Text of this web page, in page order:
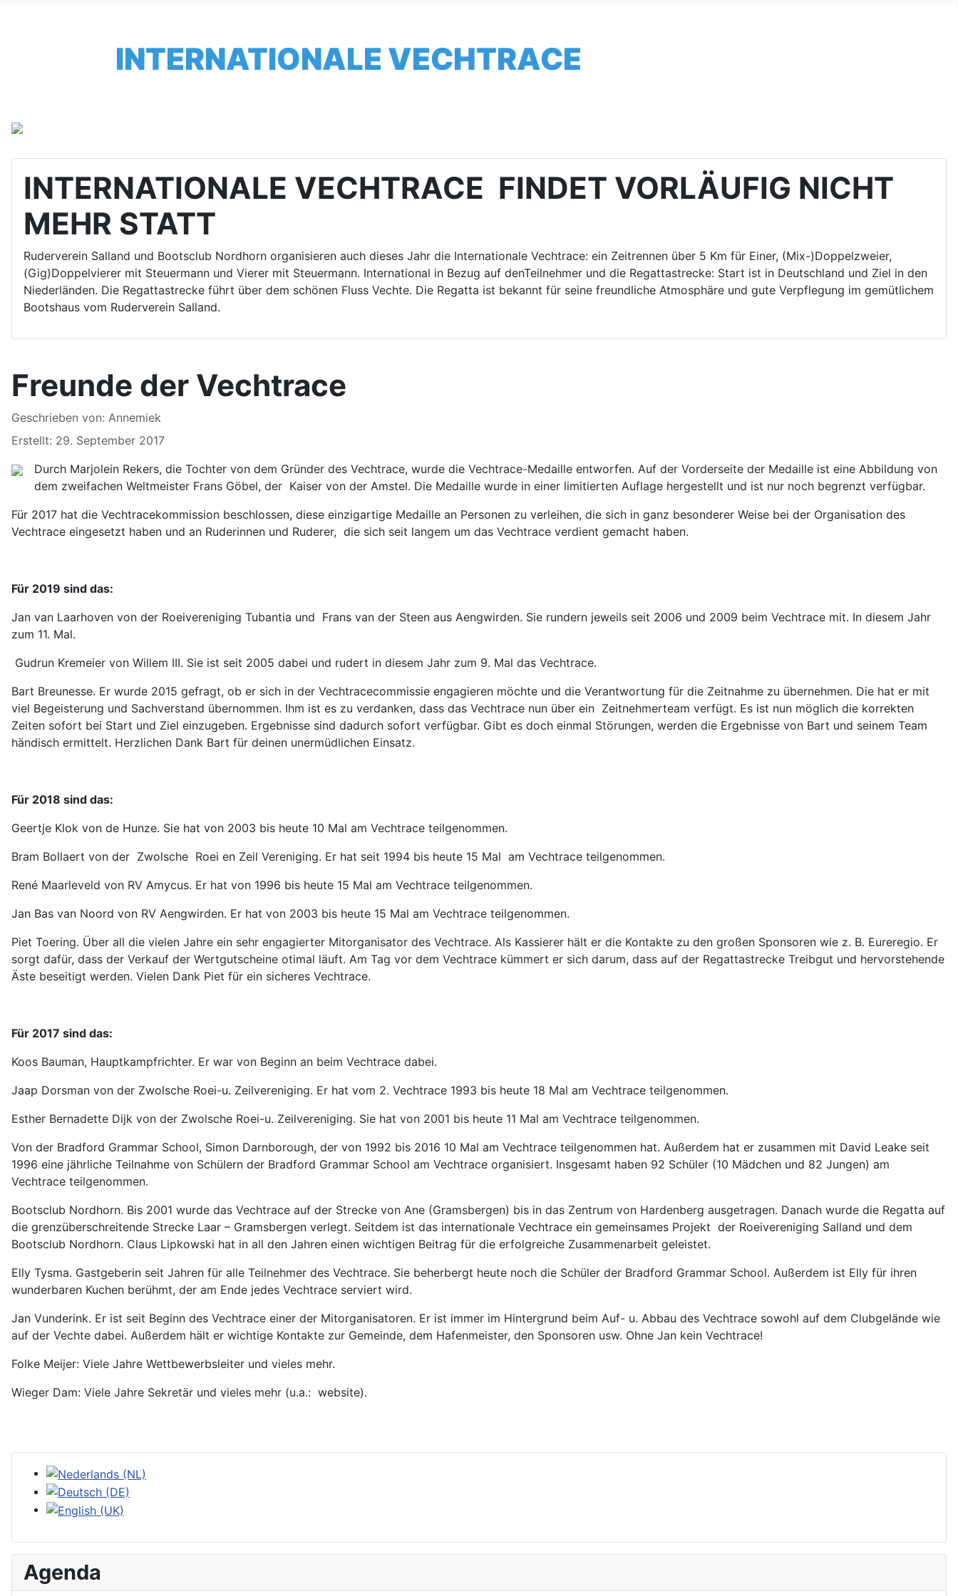
INTERNATIONALE VECHTRACE
INTERNATIONALE VECHTRACE FINDET VORLÄUFIG NICHT
MEHR STATT
Ruderverein Salland und Bootsclub Nordhorn organisieren auch dieses Jahr die Internationale Vechtrace: ein Zeitrennen über 5 Km für Einer, (Mix-)Doppelzweier,
(Gig)Doppelvierer mit Steuermann und Vierer mit Steuermann. International in Bezug auf denTeilnehmer und die Regattastrecke: Start ist in Deutschland und Ziel in den
Niederländen. Die Regattastrecke führt über dem schönen Fluss Vechte. Die Regatta ist bekannt für seine freundliche Atmosphäre und gute Verpflegung im gemütlichem
Bootshaus vom Ruderverein Salland.
Freunde der Vechtrace
Details
Geschrieben von: Annemiek
Erstellt: 29. September 2017
Durch Marjolein Rekers, die Tochter von dem Gründer des Vechtrace, wurde die Vechtrace-Medaille entworfen. Auf der Vorderseite der Medaille ist eine Abbildung von
dem zweifachen Weltmeister Frans Göbel, der Kaiser von der Amstel. Die Medaille wurde in einer limitierten Auflage hergestellt und ist nur noch begrenzt verfügbar.
Für 2017 hat die Vechtracekommission beschlossen, diese einzigartige Medaille an Personen zu verleihen, die sich in ganz besonderer Weise bei der Organisation des
Vechtrace eingesetzt haben und an Ruderinnen und Ruderer, die sich seit langem um das Vechtrace verdient gemacht haben.
Für 2019 sind das:
Jan van Laarhoven von der Roeivereniging Tubantia und Frans van der Steen aus Aengwirden. Sie rundern jeweils seit 2006 und 2009 beim Vechtrace mit. In diesem Jahr
zum 11. Mal.
Gudrun Kremeier von Willem III. Sie ist seit 2005 dabei und rudert in diesem Jahr zum 9. Mal das Vechtrace.
Bart Breunesse. Er wurde 2015 gefragt, ob er sich in der Vechtracecommissie engagieren möchte und die Verantwortung für die Zeitnahme zu übernehmen. Die hat er mit
viel Begeisterung und Sachverstand übernommen. Ihm ist es zu verdanken, dass das Vechtrace nun über ein Zeitnehmerteam verfügt. Es ist nun möglich die korrekten
Zeiten sofort bei Start und Ziel einzugeben. Ergebnisse sind dadurch sofort verfügbar. Gibt es doch einmal Störungen, werden die Ergebnisse von Bart und seinem Team
händisch ermittelt. Herzlichen Dank Bart für deinen unermüdlichen Einsatz.
Für 2018 sind das:
Geertje Klok von de Hunze. Sie hat von 2003 bis heute 10 Mal am Vechtrace teilgenommen.
Bram Bollaert von der Zwolsche Roei en Zeil Vereniging. Er hat seit 1994 bis heute 15 Mal am Vechtrace teilgenommen.
René Maarleveld von RV Amycus. Er hat von 1996 bis heute 15 Mal am Vechtrace teilgenommen.
Jan Bas van Noord von RV Aengwirden. Er hat von 2003 bis heute 15 Mal am Vechtrace teilgenommen.
Piet Toering. Über all die vielen Jahre ein sehr engagierter Mitorganisator des Vechtrace. Als Kassierer hält er die Kontakte zu den großen Sponsoren wie z. B. Eureregio. Er
sorgt dafür, dass der Verkauf der Wertgutscheine otimal läuft. Am Tag vor dem Vechtrace kümmert er sich darum, dass auf der Regattastrecke Treibgut und hervorstehende
Äste beseitigt werden. Vielen Dank Piet für ein sicheres Vechtrace.
Für 2017 sind das:
Koos Bauman, Hauptkampfrichter. Er war von Beginn an beim Vechtrace dabei.
Jaap Dorsman von der Zwolsche Roei-u. Zeilvereniging. Er hat vom 2. Vechtrace 1993 bis heute 18 Mal am Vechtrace teilgenommen.
Esther Bernadette Dijk von der Zwolsche Roei-u. Zeilvereniging. Sie hat von 2001 bis heute 11 Mal am Vechtrace teilgenommen.
Von der Bradford Grammar School, Simon Darnborough, der von 1992 bis 2016 10 Mal am Vechtrace teilgenommen hat. Außerdem hat er zusammen mit David Leake seit
1996 eine jährliche Teilnahme von Schülern der Bradford Grammar School am Vechtrace organisiert. Insgesamt haben 92 Schüler (10 Mädchen und 82 Jungen) am
Vechtrace teilgenommen.
Bootsclub Nordhorn. Bis 2001 wurde das Vechtrace auf der Strecke von Ane (Gramsbergen) bis in das Zentrum von Hardenberg ausgetragen. Danach wurde die Regatta auf
die grenzüberschreitende Strecke Laar – Gramsbergen verlegt. Seitdem ist das internationale Vechtrace ein gemeinsames Projekt der Roeivereniging Salland und dem
Bootsclub Nordhorn. Claus Lipkowski hat in all den Jahren einen wichtigen Beitrag für die erfolgreiche Zusammenarbeit geleistet.
Elly Tysma. Gastgeberin seit Jahren für alle Teilnehmer des Vechtrace. Sie beherbergt heute noch die Schüler der Bradford Grammar School. Außerdem ist Elly für ihren
wunderbaren Kuchen berühmt, der am Ende jedes Vechtrace serviert wird.
Jan Vunderink. Er ist seit Beginn des Vechtrace einer der Mitorganisatoren. Er ist immer im Hintergrund beim Auf- u. Abbau des Vechtrace sowohl auf dem Clubgelände wie
auf der Vechte dabei. Außerdem hält er wichtige Kontakte zur Gemeinde, dem Hafenmeister, den Sponsoren usw. Ohne Jan kein Vechtrace!
Folke Meijer: Viele Jahre Wettbewerbsleiter und vieles mehr.
Wieger Dam: Viele Jahre Sekretär und vieles mehr (u.a.: website).
Sprache auswählen
Agenda